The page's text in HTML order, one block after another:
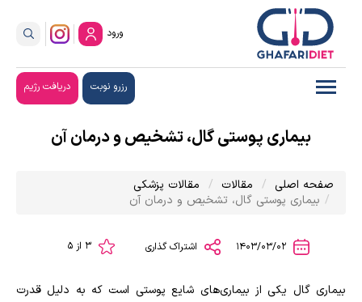
ورود
رزرو نوبت دریافت رژیم
بیماری پوستی گال، تشخیص و درمان آن
صفحه اصلی مقالات
مقالات پزشکی
بیماری پوستی گال، تشخیص و درمان آن
اشتراک گذاری
بیماری گال یکی از بیماری‌های شایع پوستی است که به دلیل قدرت